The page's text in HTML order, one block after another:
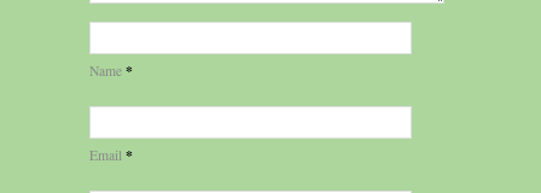
Name *
Email *